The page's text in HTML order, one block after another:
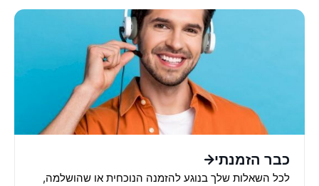
כבר הזמנתי
לכל השאלות שלך בנוגע להזמנה הנוכחית או שהושלמה,